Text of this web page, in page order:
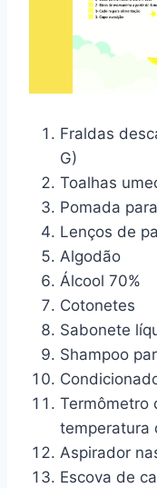
Fraldas
G)
Toalhas
Pomada
Lenços de
Algodão
Álcool 70%
Cotonetes
Sabonete
Shampoo
Termômetro
temperatura
Aspirador
Escova de